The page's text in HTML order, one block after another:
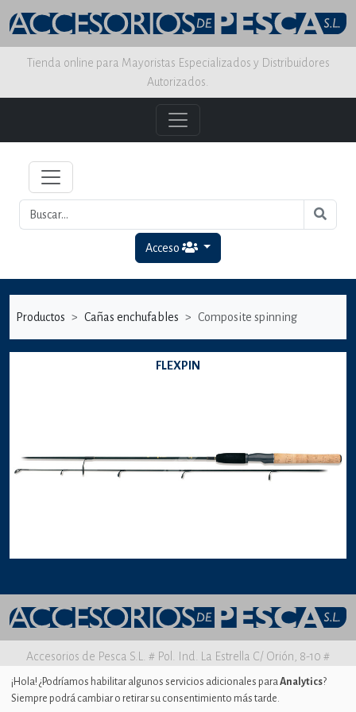
Tienda online para Mayoristas Especializados y Distribuidores
Autorizados.
Acceso
Productos Cañas enchufables Composite spinning
FLEXPIN
Accesorios de Pesca S.L. # Pol. Ind. La Estrella C/ Orión, 8-10 #
30500 MOLINA DE SEGURA Murcia
Aviso legal
¡Hola! ¿Podríamos habilitar algunos servicios adicionales paraAnalytics?
Siempre podrá cambiar o retirar su consentimiento más tarde.